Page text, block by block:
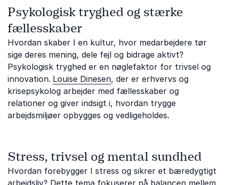
Psykologisk tryghed og stærke
fællesskaber
Hvordan skaber I en kultur, hvor medarbejdere tør
sige deres mening, dele fejl og bidrage aktivt?
Psykologisk tryghed er en nøglefaktor for trivsel og
innovation. Louise Dinesen, der er erhvervs og
krisepsykolog arbejder med fællesskaber og
relationer og giver indsigt i, hvordan trygge
arbejdsmiljøer opbygges og vedligeholdes.
Stress, trivsel og mental sundhed
Hvordan forebygger I stress og sikrer et bæredygtigt
arbejdsliv? Dette tema fokuserer på balancen mellem